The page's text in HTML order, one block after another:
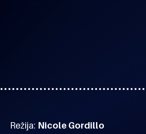
Režija: Nicole Gordillo